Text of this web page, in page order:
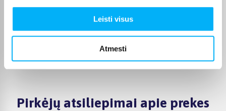
Leisti visus
Atmesti
domina žemesnė kaina, verta prenumeruoti BIGBOX.LT
Pirkėjų atsiliepimai apie prekes